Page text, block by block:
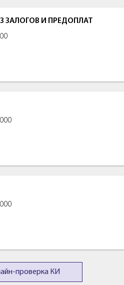
ЗАЛОГОВ И ПРЕДОПЛАТ
проверка КИ